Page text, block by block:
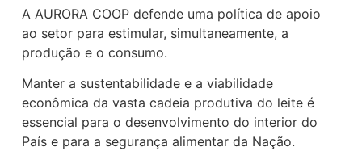
A AURORA COOP defende uma política de apoio
ao setor para estimular, simultaneamente, a
produção e o consumo.
Manter a sustentabilidade e a viabilidade
econômica da vasta cadeia produtiva do leite é
essencial para o desenvolvimento do interior do
País e para a segurança alimentar da Nação.